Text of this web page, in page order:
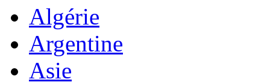
Algérie
Argentine
Asie